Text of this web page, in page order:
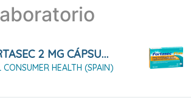
FORTASEC 2 MG CÁPSULAS DURAS, 20 CÁPSULAS
CONSUMER HEALTH (SPAIN)